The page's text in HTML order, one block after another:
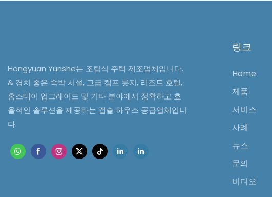
Hongyuan Yunshe는 조립식 주택 제조업체입니다.
& 경치 좋은 숙박 시설, 고급 캠프 롯지, 리조트 호텔,
홈스테이 업그레이드 및 기타 분야에서 정확하고 효
율적인 솔루션을 제공하는 캡슐 하우스 공급업체입니
다.
링크
Home
제품
서비스
사례
뉴스
문의
비디오